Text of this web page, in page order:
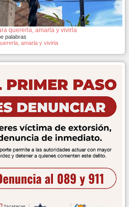
quererla, amarla y vivirla
palabras
amarla y vivirla